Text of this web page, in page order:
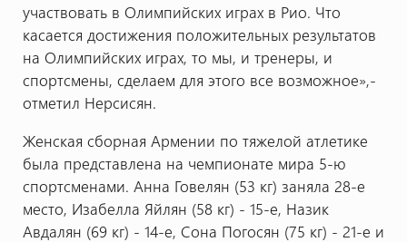
участвовать в Олимпийских играх в Рио. Что
касается достижения положительных результатов
на Олимпийских играх, то мы, и тренеры, и
спортсмены, сделаем для этого все возможное»,-
отметил Нерсисян.
Женская сборная Армении по тяжелой атлетике
была представлена на чемпионате мира 5-ю
спортсменами. Анна Говелян (53 кг) заняла 28-е
место, Изабелла Яйлян (58 кг) - 15-е, Назик
Авдалян (69 кг) - 14-е, Сона Погосян (75 кг) - 21-е и